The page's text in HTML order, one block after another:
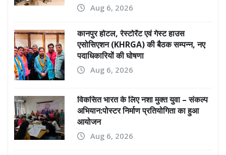
Aug 6, 2026
कानपुर होटल, रेस्टोरेंट एवं गेस्ट हाउस
एसोसिएशन (KHRGA) की बैठक सम्पन्न, नए
पदाधिकारियों की घोषणा
Aug 6, 2026
विकसित भारत के लिए नशा मुक्त युवा – संकल्प
अभियान:पोस्टर निर्माण प्रतियोगिता का हुआ
आयोजन
Aug 6, 2026